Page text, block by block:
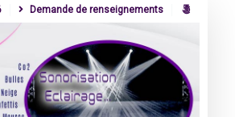
Demande de renseignements